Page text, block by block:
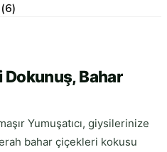
Bahar
Yumuşatıcı, giysilerinize
bahar çiçekleri kokusu